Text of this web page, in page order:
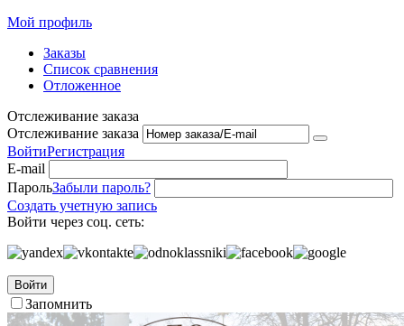
Мой профиль
Заказы
Список сравнения
Отложенное
Отслеживание заказа
Отслеживание заказа
ВойтиРегистрация
E-mail
ПарольЗабыли пароль?
Создать учетную запись
Войти через соц. сеть:
Войти
Запомнить